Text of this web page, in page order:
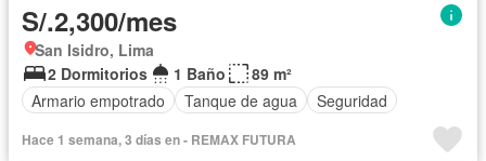
S/.2,300/mes
San Isidro, Lima
2 Dormitorios
1 Baño
89 m²
Armario empotrado
Tanque de agua Seguridad
Hace 1 semana, 3 días en - REMAX FUTURA